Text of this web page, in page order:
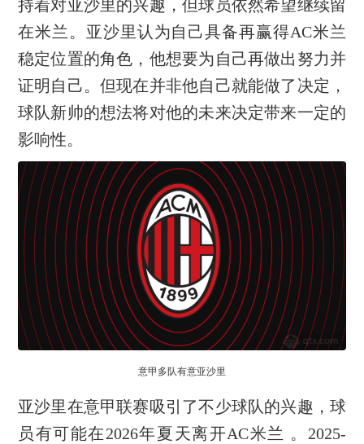
持着对亚沙里的兴趣，但球员依然希望继续留
在米兰。亚沙里认为自己具备再赢得AC米兰
稳定位置的角色，他想要为自己再做出努力并
证明自己。但现在并非他自己就能做了决定，
球队新帅的想法将对他的未来决定带来一定的
影响性。
意甲多队有意亚沙里
亚沙里在意甲联赛吸引了不少球队的兴趣，球
员有可能在2026年夏天离开AC米兰 。2025-